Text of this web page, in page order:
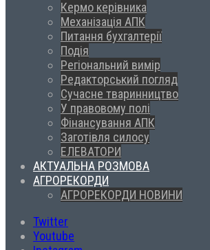
Кермо керівника
Механізація АПК
Питання бухгалтерії
Подія
Регіональний вимір
Редакторський погляд
Сучасне тваринництво
У правовому полі
Фінансування АПК
Заготівля силосу
ЕЛЕВАТОРИ
АКТУАЛЬНА РОЗМОВА
АГРОРЕКОРДИ
АГРОРЕКОРДИ НОВИНИ
Twitter
Youtube